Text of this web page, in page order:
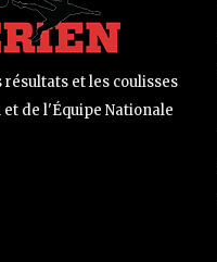
et les coulisses
de l'Équipe Nationale